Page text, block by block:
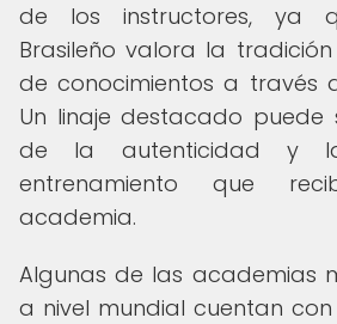
de los instructores, ya
Brasileño valora la
de conocimientos a través
Un linaje destacado puede
de la autenticidad y
entrenamiento que
academia.
Algunas de las academias
a nivel mundial cuentan